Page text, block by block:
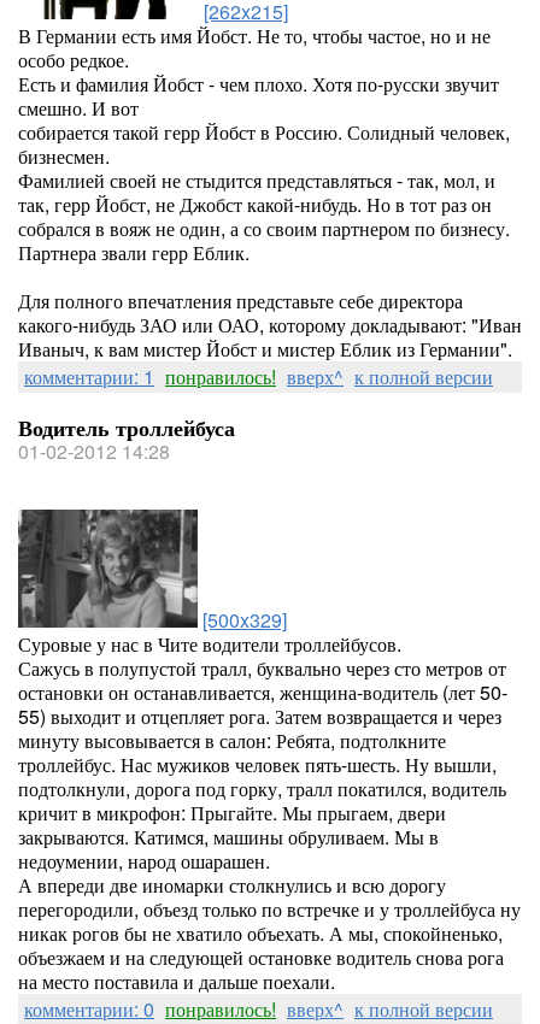
[262x215]
В Германии есть имя Йобст. Не то, чтобы частое, но и не
особо редкое.
Есть и фамилия Йобст - чем плохо. Хотя по-русски звучит
смешно. И вот
собирается такой герр Йобст в Россию. Солидный человек,
бизнесмен.
Фамилией своей не стыдится представляться - так, мол, и
так, герр Йобст, не Джобст какой-нибудь. Но в тот раз он
собрался в вояж не один, а со своим партнером по бизнесу.
Партнера звали герр Еблик.
Для полного впечатления представьте себе директора
какого-нибудь ЗАО или ОАО, которому докладывают: "Иван
Иваныч, к вам мистер Йобст и мистер Еблик из Германии".
комментарии: 1 понравилось! вверх^ к полной версии
Водитель троллейбуса
01-02-2012 14:28
[500x329]
Суровые у нас в Чите водители троллейбусов.
Сажусь в полупустой тралл, буквально через сто метров от
остановки он останавливается, женщина-водитель (лет 50-
55) выходит и отцепляет рога. Затем возвращается и через
минуту высовывается в салон: Ребята, подтолкните
троллейбус. Нас мужиков человек пять-шесть. Ну вышли,
подтолкнули, дорога под горку, тралл покатился, водитель
кричит в микрофон: Прыгайте. Мы прыгаем, двери
закрываются. Катимся, машины обруливаем. Мы в
недоумении, народ ошарашен.
А впереди две иномарки столкнулись и всю дорогу
перегородили, объезд только по встречке и у троллейбуса ну
никак рогов бы не хватило объехать. А мы, спокойненько,
объезжаем и на следующей остановке водитель снова рога
на место поставила и дальше поехали.
комментарии: 0 понравилось! вверх^ к полной версии